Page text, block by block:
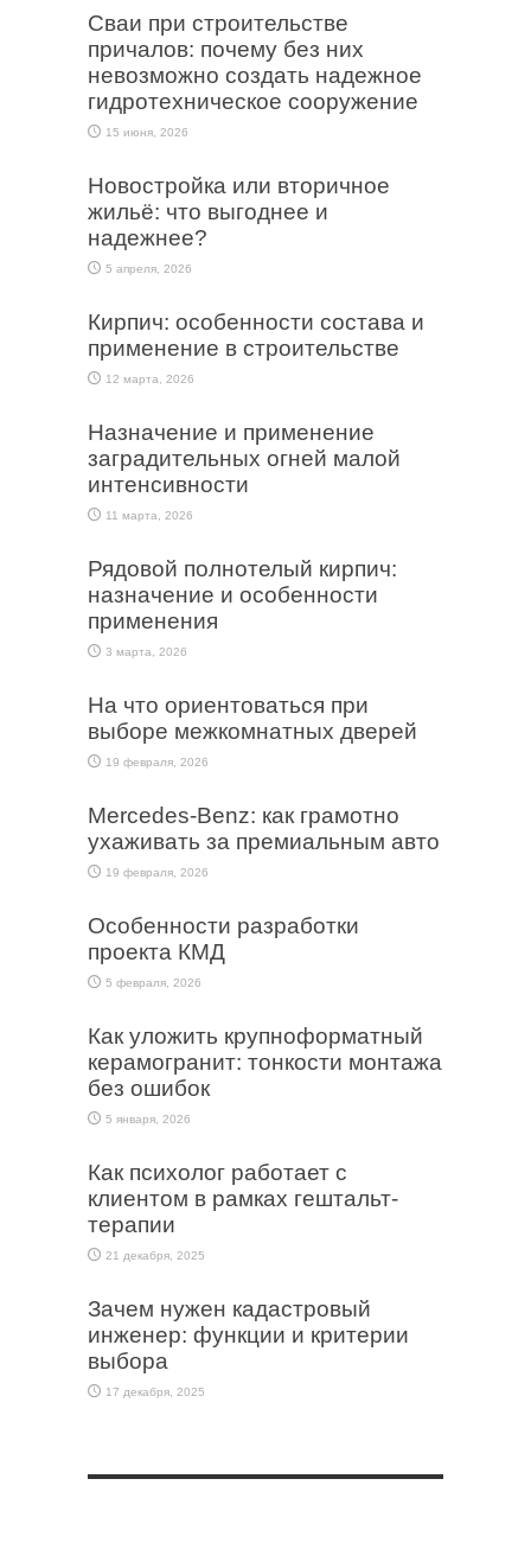
Сваи при строительстве
причалов: почему без них
невозможно создать надежное
гидротехническое сооружение
15 июня, 2026
Новостройка или вторичное
жильё: что выгоднее и
надежнее?
5 апреля, 2026
Кирпич: особенности состава и
применение в строительстве
12 марта, 2026
Назначение и применение
заградительных огней малой
интенсивности
11 марта, 2026
Рядовой полнотелый кирпич:
назначение и особенности
применения
3 марта, 2026
На что ориентоваться при
выборе межкомнатных дверей
19 февраля, 2026
Mercedes-Benz: как грамотно
ухаживать за премиальным авто
19 февраля, 2026
Особенности разработки
проекта КМД
5 февраля, 2026
Как уложить крупноформатный
керамогранит: тонкости монтажа
без ошибок
5 января, 2026
Как психолог работает с
клиентом в рамках гештальт-
терапии
21 декабря, 2025
Зачем нужен кадастровый
инженер: функции и критерии
выбора
17 декабря, 2025